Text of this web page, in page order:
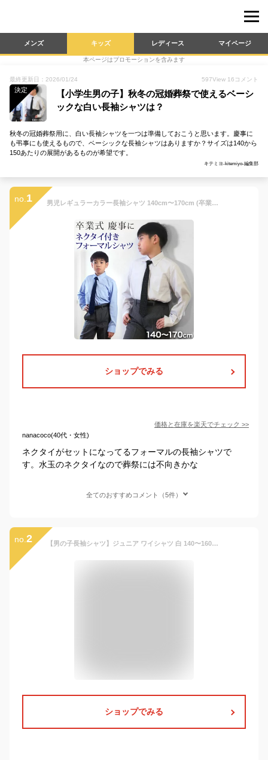
メンズ キッズ レディース マイページ
本ページはプロモーションを含みます
最終更新日：2026/01/24 597View 16 コメント
決定
【小学生男の子】秋冬の冠婚葬祭で使えるベーシ
ックな白い長袖シャツは？
秋冬の冠婚葬祭用に、白い長袖シャツを一つは準備しておこうと思います。慶事に
も弔事にも使えるもので、ベーシックな長袖シャツはありますか？サイズは140から
150あたりの展開があるものが希望です。
キテミヨ-kitemiyo-編集部
no. 1 男児レギュラーカラー長袖シャツ 140cm〜170cm (卒業式 入学 制服 慶事 フォーマル 発表会)
ショップでみる
価格と在庫を楽天でチェック >>
nanacoco(40代・女性)
ネクタイがセットになってるフォーマルの長袖シャツで
す。水玉のネクタイなので葬祭には不向きかな
全てのおすすめコメント（5件）
no. 2 【男の子長袖シャツ】ジュニア ワイシャツ 白 140〜160cm【140 150 160】【開封後返品・交換不可】【カッターシャツ ブラウス 子供 小学生 キッズ ジュニア フォーマル 卒業式】
ショップでみる